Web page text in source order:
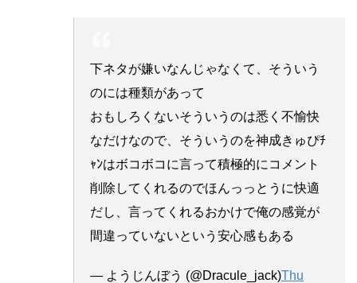
下ネタが嫌いなんじゃなくて、そういう
のには種類があって
おもしろくないそういうのは悉く不愉快
なだけなので、そういうのを神成きゅぴﾁ
ｬﾝはボコボコに言って積極的にコメント
削除してくれるのでほんっっとうに快適
だし、言ってくれるおかけで俺の感覚が
間違っていないという安心感もある
— ようじんぼう (@Dracule_jack)Thu